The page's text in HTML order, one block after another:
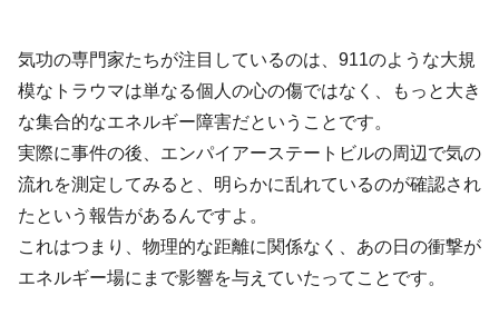
気功の専門家たちが注目しているのは、911のような大規
模なトラウマは単なる個人の心の傷ではなく、もっと大き
な集合的なエネルギー障害だということです。
実際に事件の後、エンパイアーステートビルの周辺で気の
流れを測定してみると、明らかに乱れているのが確認され
たという報告があるんですよ。
これはつまり、物理的な距離に関係なく、あの日の衝撃が
エネルギー場にまで影響を与えていたってことです。